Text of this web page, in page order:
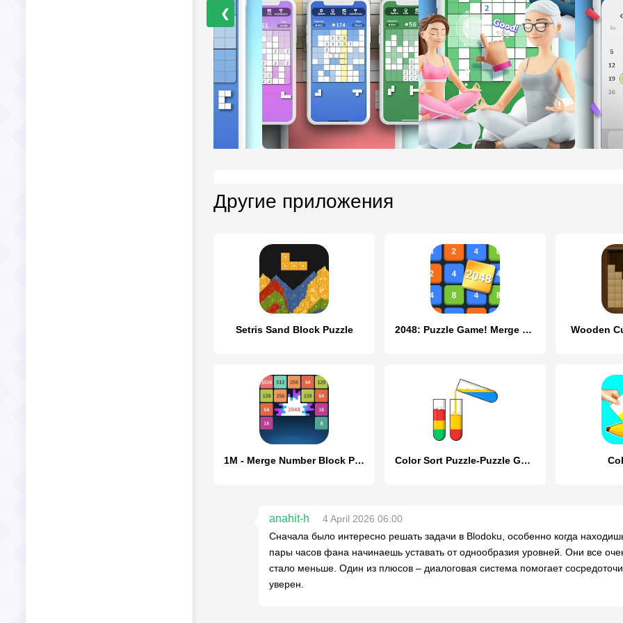
❮
Другие приложения
Setris Sand Block Puzzle 2048: Puzzle Game! Merge Block Wooden
1M - Merge Number Block Puzzle Color Sort Puzzle-Puzzle Game
anahit-h
4 April 2026 06:00
Сначала было интересно решать задачи в Blodoku, особенно когда
пары часов фана начинаешь уставать от однообразия уровней. Они все
стало меньше. Один из плюсов – диалоговая система помогает
уверен.